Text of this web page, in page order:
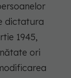
dictatura
1945,
ori